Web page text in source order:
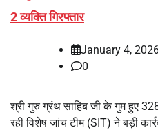
2 व्यक्ति गिरफ्तार
January 4,
0
श्री गुरु ग्रंथ साहिब जी के गुम हुए
रही विशेष जांच टीम (SIT) ने बड़ी